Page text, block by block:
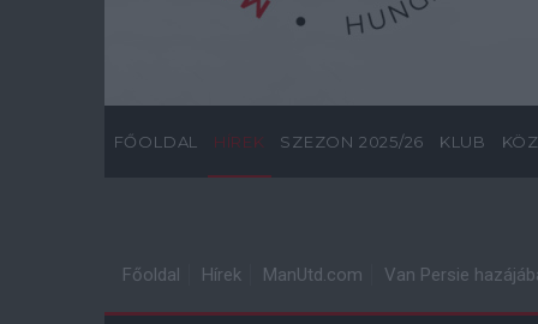
FŐOLDAL HÍREK SZEZON 2025/26 KLUB
Főoldal Hírek ManUtd.com Van Persie